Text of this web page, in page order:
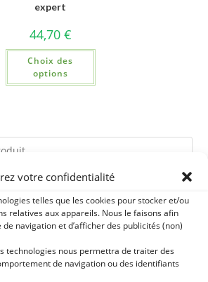
votre confidentialité
telles que les cookies pour stocker et/ou
relatives aux appareils. Nous le faisons afin
de navigation et d’afficher des publicités (non)
technologies nous permettra de traiter des
de navigation ou des identifiants
expert
44,70 €
Choix des
options
plaire
DIATOMEE - PARASITES EXTERNES CHEVAL
LUSTRANT - SOIN ROBE ET CRINIÈRE